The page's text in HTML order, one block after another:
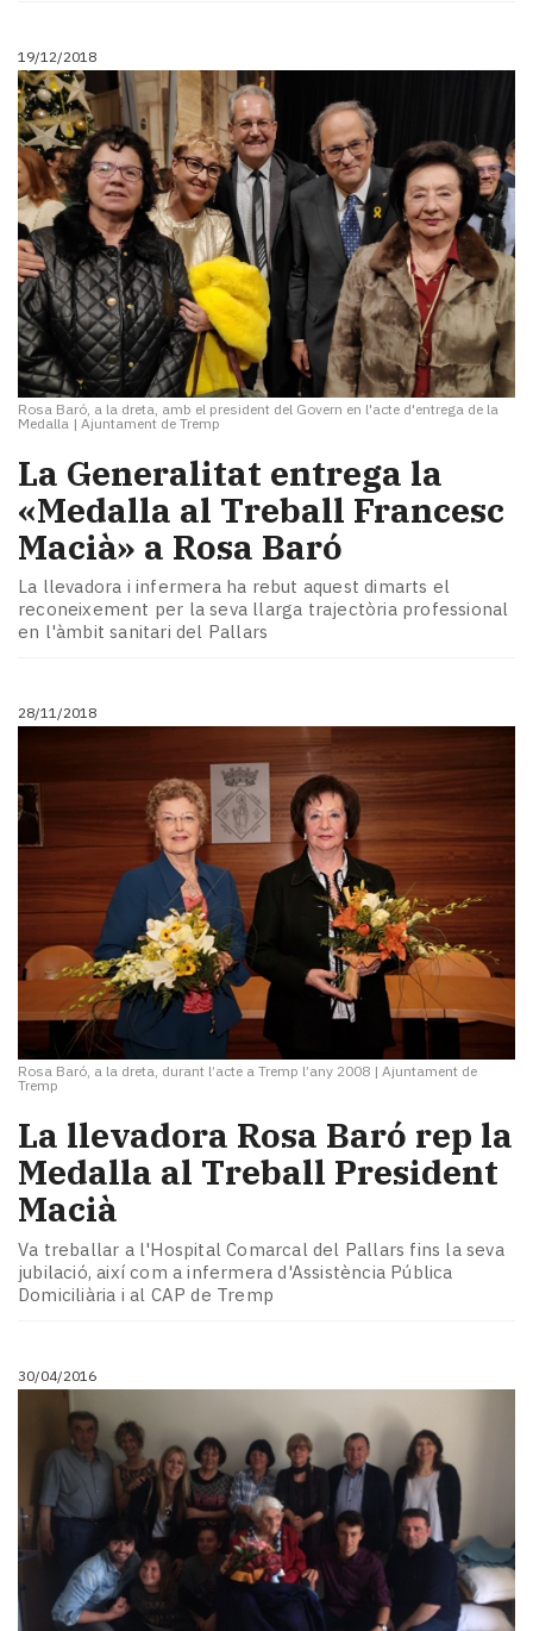
19/12/2018
Rosa Baró, a la dreta, amb el president del Govern en l'acte d'entrega de la
Medalla | Ajuntament de Tremp
La Generalitat entrega la
«Medalla al Treball Francesc
Macià» a Rosa Baró
La llevadora i infermera ha rebut aquest dimarts el
reconeixement per la seva llarga trajectòria professional
en l'àmbit sanitari del Pallars
28/11/2018
Rosa Baró, a la dreta, durant l’acte a Tremp l’any 2008 | Ajuntament de
Tremp
La llevadora Rosa Baró rep la
Medalla al Treball President
Macià
Va treballar a l'Hospital Comarcal del Pallars fins la seva
jubilació, així com a infermera d'Assistència Pública
Domiciliària i al CAP de Tremp
30/04/2016